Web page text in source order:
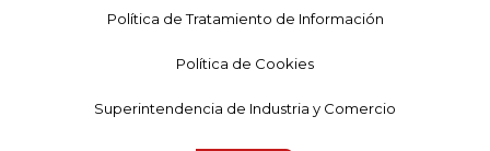
Política de Tratamiento de Información
Política de Cookies
Superintendencia de Industria y Comercio